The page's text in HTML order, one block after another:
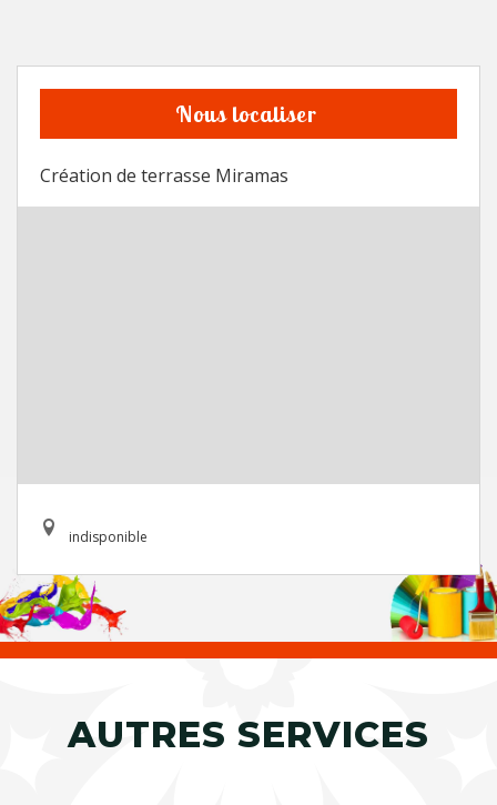
Nous localiser
Création de terrasse Miramas
indisponible
AUTRES SERVICES